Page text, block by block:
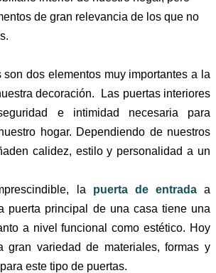
de gran relevancia de los que no
son dos elementos muy importantes a la
decoración. Las puertas interiores
e intimidad necesaria para
hogar. Dependiendo de nuestros
calidez, estilo y personalidad a un
la puerta de entradaa
puerta principal de una casa tiene una
a nivel funcional como estético. Hoy
gran variedad de materiales, formas y
este tipo de puertas.